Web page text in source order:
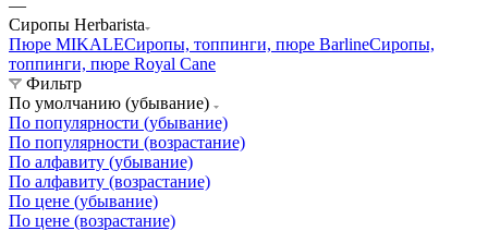
—
Сиропы Herbarista
Пюре MIKALEСиропы, топпинги, пюре BarlineСиропы,
топпинги, пюре Royal Cane
Фильтр
По умолчанию (убывание)
По популярности (убывание)
По популярности (возрастание)
По алфавиту (убывание)
По алфавиту (возрастание)
По цене (убывание)
По цене (возрастание)